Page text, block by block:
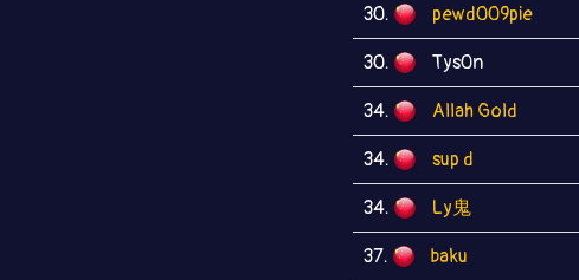
30. pewd009pie
30. Tys0n
34. Allah Gold
34. sup d
34. Ly鬼
37. baku